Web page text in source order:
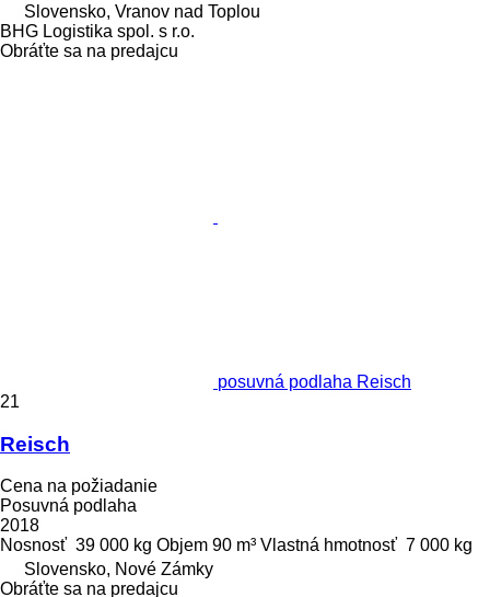
Slovensko, Vranov nad Toplou
BHG Logistika spol. s r.o.
Obráťte sa na predajcu
posuvná podlaha Reisch
21
Reisch
Cena na požiadanie
Posuvná podlaha
2018
Nosnosť 39 000 kg Objem 90 m³ Vlastná hmotnosť 7 000 kg
Slovensko, Nové Zámky
Obráťte sa na predajcu